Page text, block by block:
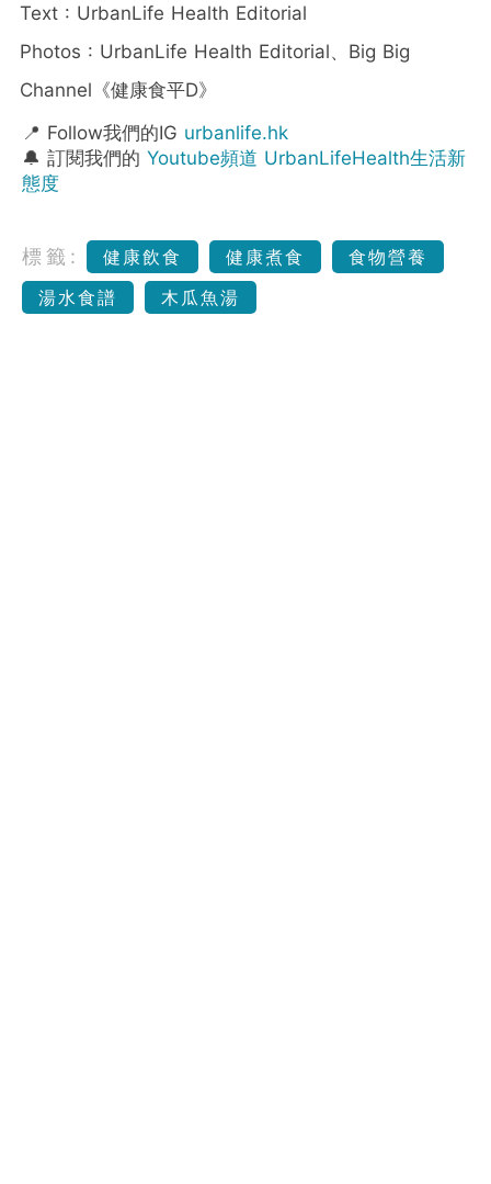
Text : UrbanLife Health Editorial
Photos : UrbanLife Health Editorial、Big Big
Channel《健康食平D》
📍 Follow我們的IG urbanlife.hk
🔔 訂閱我們的 Youtube頻道 UrbanLifeHealth生活新
態度
標籤: 健康飲食 健康煮食
食物營養
湯水食譜
木瓜魚湯